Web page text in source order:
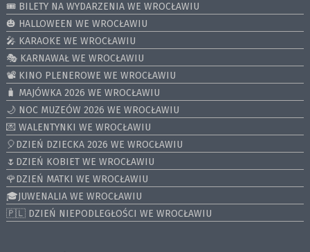
🎟️ BILETY NA WYDARZENIA WE WROCŁAWIU
🎃 HALLOWEEN WE WROCŁAWIU
🎤 KARAOKE WE WROCŁAWIU
🎭 KARNAWAŁ WE WROCŁAWIU
📽️ KINO PLENEROWE WE WROCŁAWIU
🧳 MAJÓWKA 2026 WE WROCŁAWIU
🌙 NOC MUZEÓW 2026 WE WROCŁAWIU
💌 WALENTYNKI WE WROCŁAWIU
🎈DZIEŃ DZIECKA 2026 WE WROCŁAWIU
🌷DZIEŃ KOBIET WE WROCŁAWIU
🌹DZIEŃ MATKI WE WROCŁAWIU
🎓JUWENALIA WE WROCŁAWIU
🇵🇱 DZIEŃ NIEPODLEGŁOŚCI WE WROCŁAWIU